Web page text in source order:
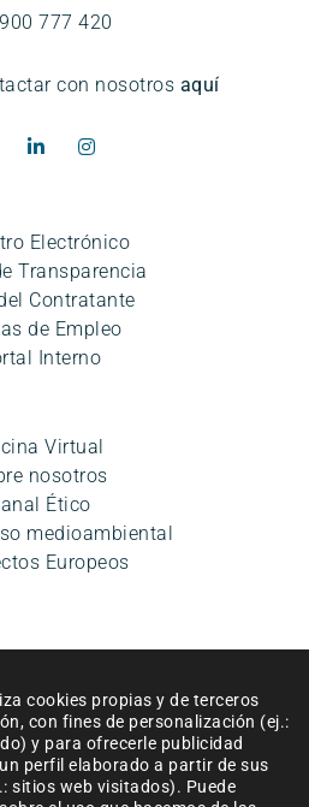
900 777 420
con nosotros aquí
Electrónico
Transparencia
Contratante
de Empleo
Interno
Virtual
nosotros
Ético
medioambiental
Europeos
|Condiciones de uso
de cookies|Mapa del sitio
cookies propias y de terceros
con fines de personalización (ej.:
y para ofrecerle publicidad
perfil elaborado a partir de sus
sitios web visitados). Puede